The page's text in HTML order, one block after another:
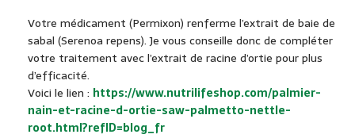
Votre médicament (Permixon) renferme l’extrait de baie de
sabal (Serenoa repens). Je vous conseille donc de compléter
votre traitement avec l’extrait de racine d’ortie pour plus
d’efficacité.
Voici le lien : https://www.nutrilifeshop.com/palmier-
nain-et-racine-d-ortie-saw-palmetto-nettle-
root.html?refID=blog_fr